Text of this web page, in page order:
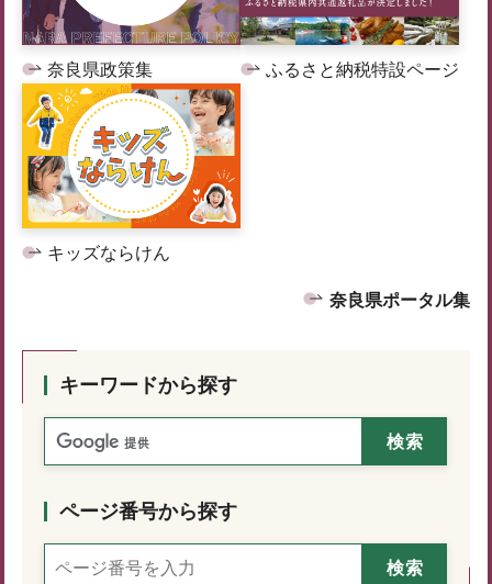
奈良県政策集 ふるさと納税特設ページ
キッズならけん
奈良県ポータル集
キーワードから探す
ページ番号から探す